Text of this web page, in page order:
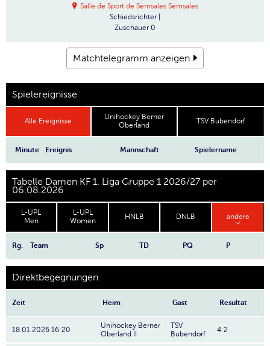
Salle de Sport de Semsales Semsales
Schiedsrichter
Zuschauer 0
Matchtelegramm anzeigen
Spielereignisse
Alle Ereignisse
Unihockey Berner
Oberland
TSV Bubendorf
Minute Ereignis Mannschaft Spielername
Tabelle Damen KF 1. Liga Gruppe 1 2026/27 per
06.08.2026
L-UPL
Men
L-UPL
Women
HNLB DNLB andere
Rg. Team Sp TD PQ P
Direktbegegnungen
Zeit Heim Gast Resultat
18.01.2026 16:20
Unihockey Berner
Oberland II
TSV
Bubendorf
4:2